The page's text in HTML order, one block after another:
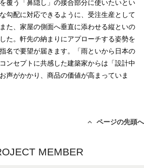
覆う「鼻隠し」の接合部分に使いたいとい
勾配に対応できるように、受注生産として
た、家屋の側面へ垂直に添わせる縦といの
た。軒先の納まりにアプローチする姿勢を
名で要望が届きます。「雨といから日本の
ンセプトに共感した建築家からは「設計中
声がかかり、商品の価値が高まっていま
ページの先頭へ
MEMBER